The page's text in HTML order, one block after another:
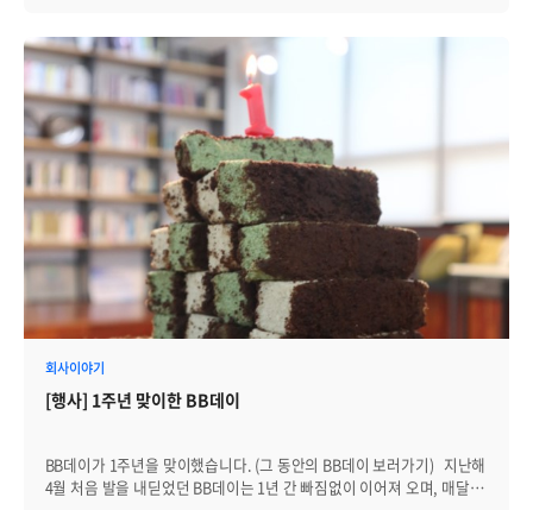
나선 브레인저들이 행사장을 세팅했습니다. 헹사장에 도착한
가족들은 간식박스와 음료를 비롯한 웰컴키트를 수령하고, 뽑기를 통해
상품도 함께 받아갔습니다. 또, 차후에 진행될 로또 게임과 행운권
추첨을 위해 사전 등록도 진행했습니다. 브레인즈에서 준비한
웰컴키트와 선물을 한 아름씩 안고 가족사진도 찰칵! 2인 가족부터
3대가 모두 총출동한 가족까지, 약 100여명의 브레인저와 가족들이
참석했습니다. 모두 빠짐없이 추억을 남길 수 있도록 폴라로이드로도
사진을 제공했어요. 본격적인 행사를 시작하기 앞서, 브레인저와 그
가족들이 함께 단체사진을 촬영했습니다. 환한 표정의 참가자들!
기분좋게 행사가 시작됐습니다. 이번 행사는 영업그룹의 막내,
석빈님이 진행했습니다. 행사장 앞 무대에 잔뜩 쌓인 경품들
보이시나요? 첫 번째로, "사회자를 이겨라, 가위바위보!" 게임이
진행됐습니다. 많은 경쟁자를 물리치고 20여명이 무대 앞으로 나와
사회자와 겨뤘고, 최후의 4인이 남았습니다. 그 중 미모를 한껏 뽐내던
꼬마숙녀가 우승해 가족들의 환호를 받으며 상품을 차지했습니다!
먼저 참여했습니다. 아이들이 참여하다 보니, 마음 약한 사회자는
중고등부! 이전 게임들에 비해 월등한 실력을 보여줘 우승자를 가리기
어려웠는데요. 결국 최후의 2인이 가위바위보를 통해 상품을
회사이야기
[행사] 1주년 맞이한 BB데이
BB데이가 1주년을 맞이했습니다. (그 동안의 BB데이 보러가기) 지난해
4월 처음 발을 내딛었던 BB데이는 1년 간 빠짐없이 이어져 오며, 매달